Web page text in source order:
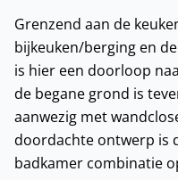
Grenzend aan de
bijkeuken/berging en
is hier een doorloop
de begane grond is
aanwezig met
doordachte ontwerp is
badkamer combinatie